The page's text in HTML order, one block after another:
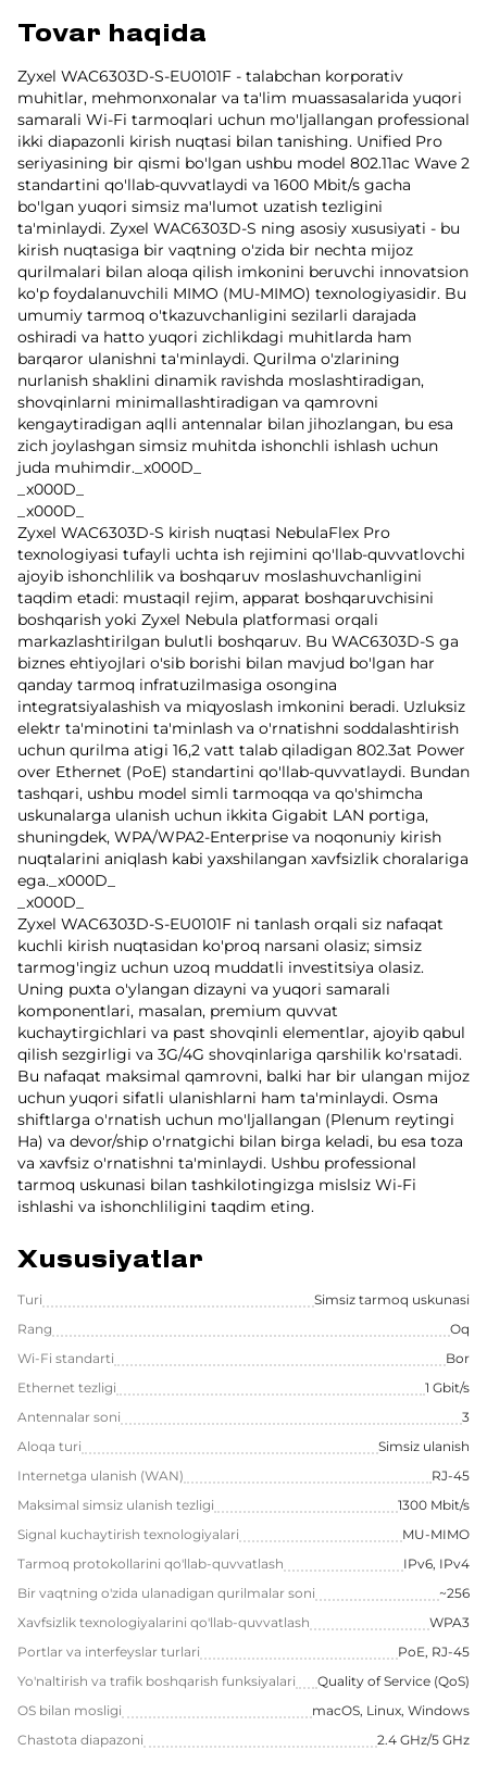
Tovar haqida
Zyxel WAC6303D-S-EU0101F - talabchan korporativ
muhitlar, mehmonxonalar va ta'lim muassasalarida yuqori
samarali Wi-Fi tarmoqlari uchun mo'ljallangan professional
ikki diapazonli kirish nuqtasi bilan tanishing. Unified Pro
seriyasining bir qismi bo'lgan ushbu model 802.11ac Wave 2
standartini qo'llab-quvvatlaydi va 1600 Mbit/s gacha
bo'lgan yuqori simsiz ma'lumot uzatish tezligini
ta'minlaydi. Zyxel WAC6303D-S ning asosiy xususiyati - bu
kirish nuqtasiga bir vaqtning o'zida bir nechta mijoz
qurilmalari bilan aloqa qilish imkonini beruvchi innovatsion
ko'p foydalanuvchili MIMO (MU-MIMO) texnologiyasidir. Bu
umumiy tarmoq o'tkazuvchanligini sezilarli darajada
oshiradi va hatto yuqori zichlikdagi muhitlarda ham
barqaror ulanishni ta'minlaydi. Qurilma o'zlarining
nurlanish shaklini dinamik ravishda moslashtiradigan,
shovqinlarni minimallashtiradigan va qamrovni
kengaytiradigan aqlli antennalar bilan jihozlangan, bu esa
zich joylashgan simsiz muhitda ishonchli ishlash uchun
juda muhimdir._x000D_
_x000D_
_x000D_
Zyxel WAC6303D-S kirish nuqtasi NebulaFlex Pro
texnologiyasi tufayli uchta ish rejimini qo'llab-quvvatlovchi
ajoyib ishonchlilik va boshqaruv moslashuvchanligini
taqdim etadi: mustaqil rejim, apparat boshqaruvchisini
boshqarish yoki Zyxel Nebula platformasi orqali
markazlashtirilgan bulutli boshqaruv. Bu WAC6303D-S ga
biznes ehtiyojlari o'sib borishi bilan mavjud bo'lgan har
qanday tarmoq infratuzilmasiga osongina
integratsiyalashish va miqyoslash imkonini beradi. Uzluksiz
elektr ta'minotini ta'minlash va o'rnatishni soddalashtirish
uchun qurilma atigi 16,2 vatt talab qiladigan 802.3at Power
over Ethernet (PoE) standartini qo'llab-quvvatlaydi. Bundan
tashqari, ushbu model simli tarmoqqa va qo'shimcha
uskunalarga ulanish uchun ikkita Gigabit LAN portiga,
shuningdek, WPA/WPA2-Enterprise va noqonuniy kirish
nuqtalarini aniqlash kabi yaxshilangan xavfsizlik choralariga
ega._x000D_
_x000D_
Zyxel WAC6303D-S-EU0101F ni tanlash orqali siz nafaqat
kuchli kirish nuqtasidan ko'proq narsani olasiz; simsiz
tarmog'ingiz uchun uzoq muddatli investitsiya olasiz.
Uning puxta o'ylangan dizayni va yuqori samarali
komponentlari, masalan, premium quvvat
kuchaytirgichlari va past shovqinli elementlar, ajoyib qabul
qilish sezgirligi va 3G/4G shovqinlariga qarshilik ko'rsatadi.
Bu nafaqat maksimal qamrovni, balki har bir ulangan mijoz
uchun yuqori sifatli ulanishlarni ham ta'minlaydi. Osma
shiftlarga o'rnatish uchun mo'ljallangan (Plenum reytingi
Ha) va devor/ship o'rnatgichi bilan birga keladi, bu esa toza
va xavfsiz o'rnatishni ta'minlaydi. Ushbu professional
tarmoq uskunasi bilan tashkilotingizga mislsiz Wi-Fi
ishlashi va ishonchliligini taqdim eting.
Xususiyatlar
Turi
Simsiz tarmoq uskunasi
Rang
Oq
Wi-Fi standarti
Bor
Ethernet tezligi
1 Gbit/s
Antennalar soni
3
Aloqa turi
Simsiz ulanish
Internetga ulanish (WAN)
RJ-45
Maksimal simsiz ulanish tezligi
1300 Mbit/s
Signal kuchaytirish texnologiyalari
MU-MIMO
Tarmoq protokollarini qo'llab-quvvatlash
IPv6, IPv4
Bir vaqtning o'zida ulanadigan qurilmalar soni
~256
Xavfsizlik texnologiyalarini qo'llab-quvvatlash
WPA3
Portlar va interfeyslar turlari
PoE, RJ-45
Yo'naltirish va trafik boshqarish funksiyalari
Quality of Service (QoS)
OS bilan mosligi
macOS, Linux, Windows
Chastota diapazoni
2.4 GHz/5 GHz